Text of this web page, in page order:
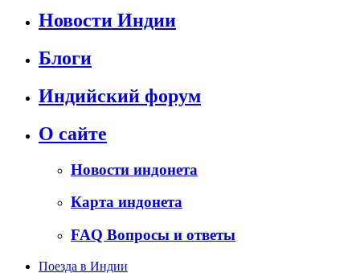
Новости Индии
Блоги
Индийский форум
О сайте
Новости индонета
Карта индонета
FAQ Вопросы и ответы
Поезда в Индии